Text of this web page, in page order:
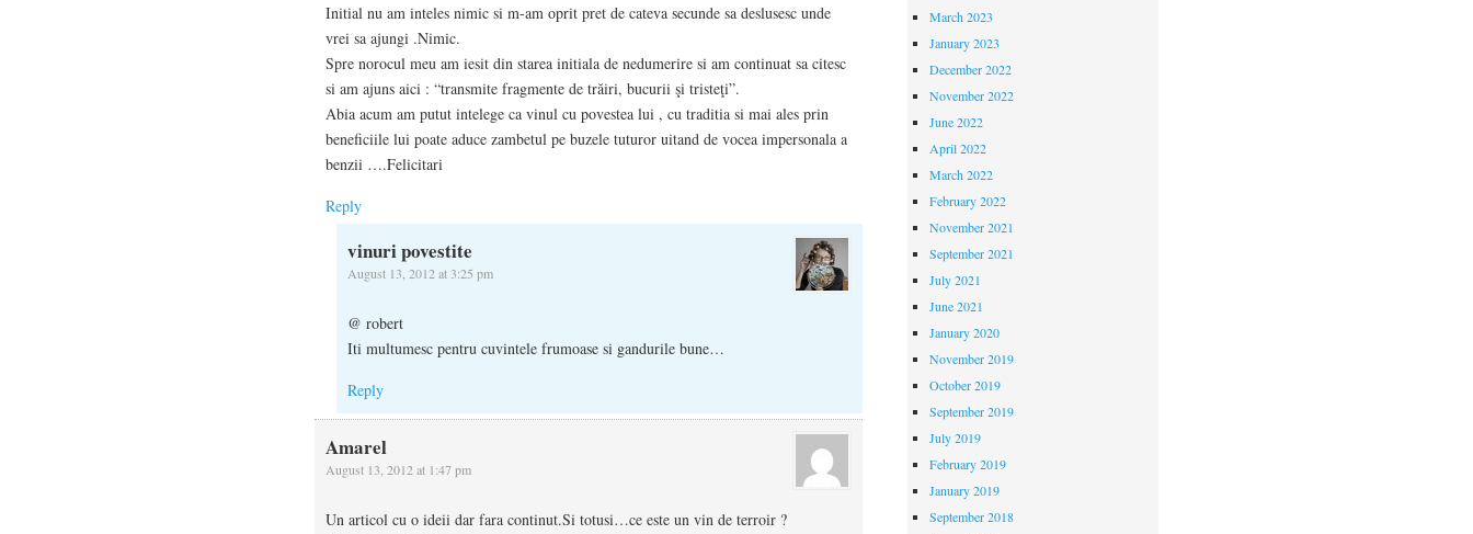
Initial nu am inteles nimic si m-am oprit pret de cateva secunde sa deslusesc unde
vrei sa ajungi .Nimic.
Spre norocul meu am iesit din starea initiala de nedumerire si am continuat sa citesc
si am ajuns aici : “transmite fragmente de trăiri, bucurii şi tristeţi”.
Abia acum am putut intelege ca vinul cu povestea lui , cu traditia si mai ales prin
beneficiile lui poate aduce zambetul pe buzele tuturor uitand de vocea impersonala a
benzii ….Felicitari
Reply
vinuri povestite
August 13, 2012 at 3:25 pm
@ robert
Iti multumesc pentru cuvintele frumoase si gandurile bune…
Reply
Amarel
August 13, 2012 at 1:47 pm
Un articol cu o ideii dar fara continut.Si totusi…ce este un vin de terroir ?
March 2023
January 2023
December 2022
November 2022
June 2022
April 2022
March 2022
February 2022
November 2021
September 2021
July 2021
June 2021
January 2020
November 2019
October 2019
September 2019
July 2019
February 2019
January 2019
September 2018